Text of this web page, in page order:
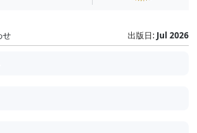
せ 出版日: Jul 2026